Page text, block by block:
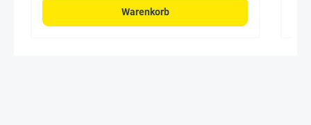
Warenkorb